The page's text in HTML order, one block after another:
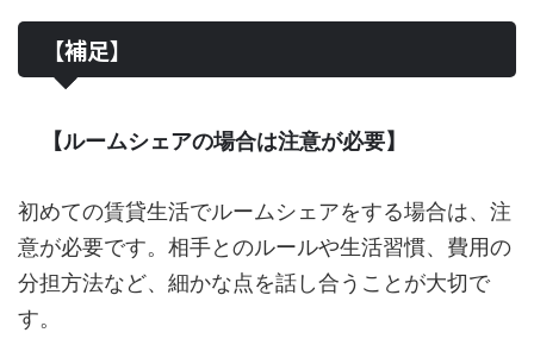
【補足】
【ルームシェアの場合は注意が必要】
初めての賃貸生活でルームシェアをする場合は、注
意が必要です。相手とのルールや生活習慣、費用の
分担方法など、細かな点を話し合うことが大切で
す。